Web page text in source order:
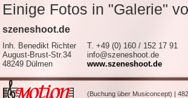
Einige Fotos in "Galerie"
szeneshoot.de
Inh. Benedikt Richter
August-Brust-Str.34
48249 Dülmen
T. +49 (0) 160 / 152 17 91
info@szeneshoot.de
www.szeneshoot.de
(Buchung über Musiconcept) |